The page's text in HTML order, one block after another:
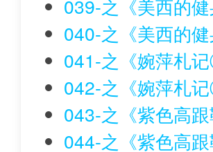
039-之《美西的
040-之《美西的
041-之《婉萍札
042-之《婉萍札
043-之《紫色高
044-之《紫色高